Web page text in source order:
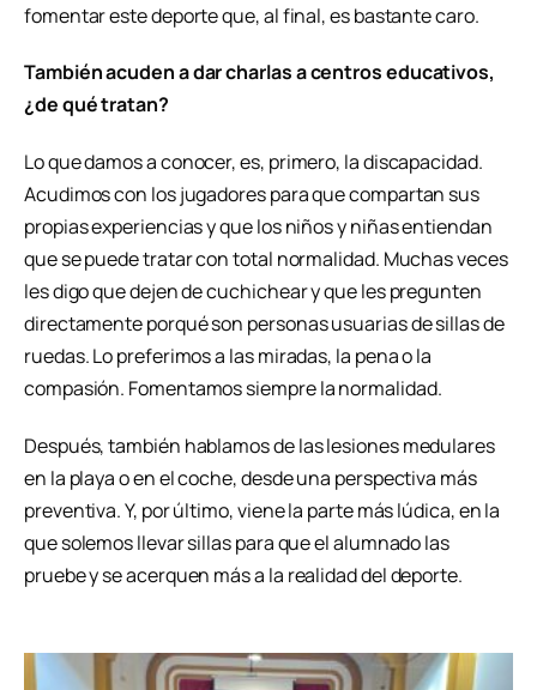
fomentar este deporte que, al final, es bastante caro.
También acuden a dar charlas a centros educativos,
¿de qué tratan?
Lo que damos a conocer, es, primero, la discapacidad.
Acudimos con los jugadores para que compartan sus
propias experiencias y que los niños y niñas entiendan
que se puede tratar con total normalidad. Muchas veces
les digo que dejen de cuchichear y que les pregunten
directamente porqué son personas usuarias de sillas de
ruedas. Lo preferimos a las miradas, la pena o la
compasión. Fomentamos siempre la normalidad.
Después, también hablamos de las lesiones medulares
en la playa o en el coche, desde una perspectiva más
preventiva. Y, por último, viene la parte más lúdica, en la
que solemos llevar sillas para que el alumnado las
pruebe y se acerquen más a la realidad del deporte.